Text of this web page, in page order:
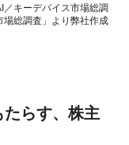
キーデバイス市場総調
総調査」より弊社作成
らす、株主